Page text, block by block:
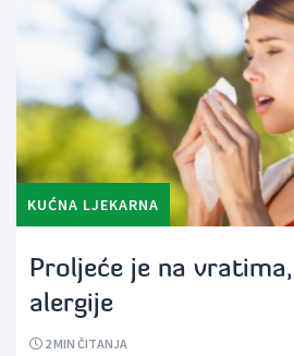
KUĆNA LJEKARNA
Proljeće je na
alergije
2MIN ČITANJA